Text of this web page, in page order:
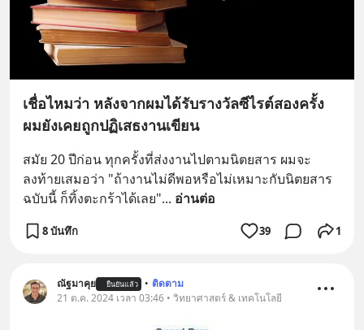
เชื่อไหมว่า หลังจากผมได้รับรางวัลซีไรต์สองครั้ง
ผมยังเคยถูกปฏิเสธงานเขียน
สมัย 20 ปีก่อน ทุกครั้งที่ส่งงานไปตามนิตยสาร ผมจะ
ลงท้ายเสมอว่า "ถ้างานไม่ดีพอหรือไม่เหมาะกับนิตยสาร
ฉบับนี้ ก็ทิ้งตะกร้าได้เลย"... อ่านต่อ
8 บันทึก 39 1
ณัฐมาคุย ยืนยันแล้ว • ติดตาม
21 ต.ค. 2024 เวลา 03:46 • วิทยาศาสตร์ & เทคโนโลยี